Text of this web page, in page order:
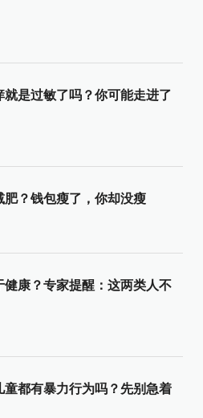
就是过敏了吗？你可能走进了
肥？钱包瘦了，你却没瘦
健康？专家提醒：这两类人不
童都有暴力行为吗？先别急着